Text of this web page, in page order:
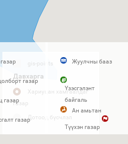
газар
газар
газар
Жуулчны бааз
Үзэсгэлэнт
байгаль
Ан амьтан
Түүхэн газар
gis-points
Давхарга
Хариуцан хамгаалдаг
газар
Дотоод бүсчлэл